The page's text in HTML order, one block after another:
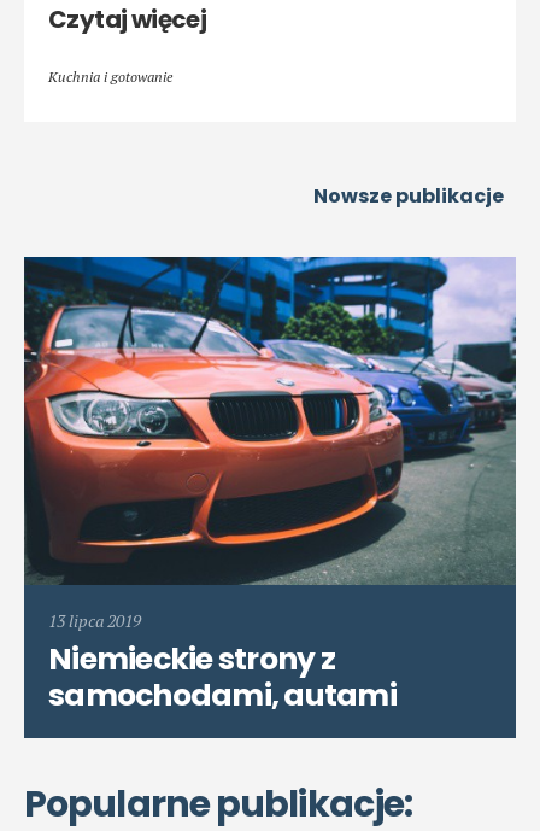
Czytaj więcej
Kuchnia i gotowanie
Nowsze publikacje
13 lipca 2019
Niemieckie strony z
samochodami, autami
Popularne publikacje: